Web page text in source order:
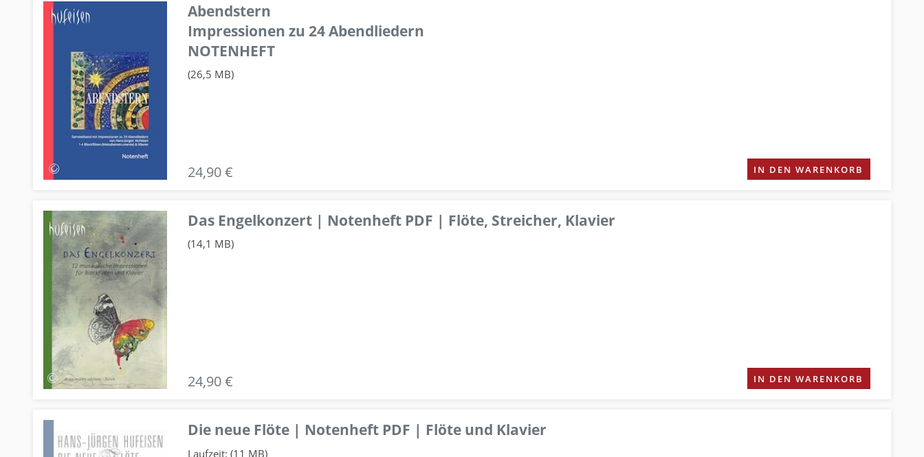
Abendstern
Impressionen zu 24 Abendliedern
NOTENHEFT
(26,5 MB)
24,90 € IN DEN WARENKORB
Das Engelkonzert | Notenheft PDF | Flöte, Streicher, Klavier
(14,1 MB)
24,90 € IN DEN WARENKORB
Die neue Flöte | Notenheft PDF | Flöte und Klavier
Laufzeit: (11 MB)